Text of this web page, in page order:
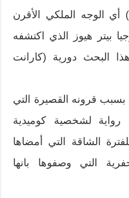
أي الوجه الملكي الأقرن
بيتر هيوز الذي اكتشفه
البحث دورية (كارانت
بسبب قرونه القصيرة التي
رواية لشخصية كوميدية
الشاقة التي أمضاها
التي وصفوها بانها